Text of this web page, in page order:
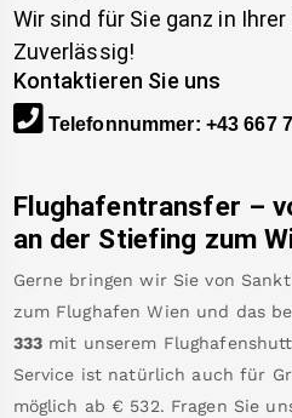
Wir sind für Sie ganz in
Zuverlässig!
Kontaktieren Sie uns
Telefonnummer: +43 667
Flughafentransfer –
an der Stiefing zum
Gerne bringen wir Sie von
zum Flughafen Wien und das
333 mit unserem
Service ist natürlich auch für
möglich ab € 532. Fragen Sie